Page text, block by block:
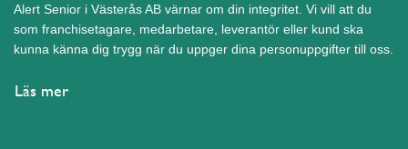
Alert Senior i Västerås AB värnar om din integritet. Vi vill att du
som franchisetagare, medarbetare, leverantör eller kund ska
kunna känna dig trygg när du uppger dina personuppgifter till oss.
Läs mer